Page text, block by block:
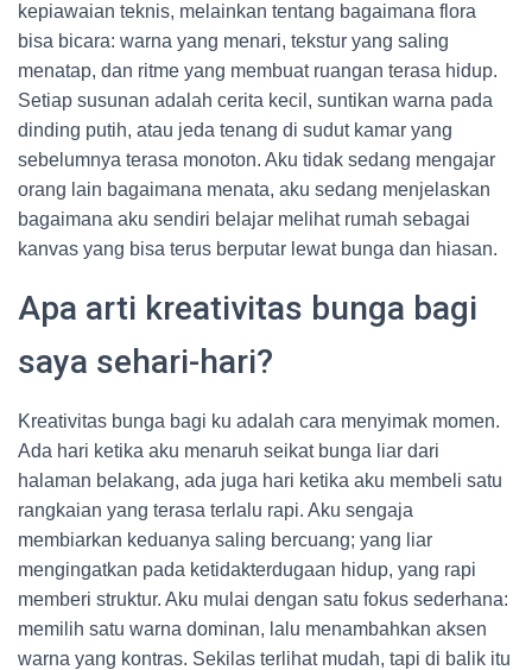
kepiawaian teknis, melainkan tentang bagaimana flora
bisa bicara: warna yang menari, tekstur yang saling
menatap, dan ritme yang membuat ruangan terasa hidup.
Setiap susunan adalah cerita kecil, suntikan warna pada
dinding putih, atau jeda tenang di sudut kamar yang
sebelumnya terasa monoton. Aku tidak sedang mengajar
orang lain bagaimana menata, aku sedang menjelaskan
bagaimana aku sendiri belajar melihat rumah sebagai
kanvas yang bisa terus berputar lewat bunga dan hiasan.
Apa arti kreativitas bunga bagi
saya sehari-hari?
Kreativitas bunga bagi ku adalah cara menyimak momen.
Ada hari ketika aku menaruh seikat bunga liar dari
halaman belakang, ada juga hari ketika aku membeli satu
rangkaian yang terasa terlalu rapi. Aku sengaja
membiarkan keduanya saling bercuang; yang liar
mengingatkan pada ketidakterdugaan hidup, yang rapi
memberi struktur. Aku mulai dengan satu fokus sederhana:
memilih satu warna dominan, lalu menambahkan aksen
warna yang kontras. Sekilas terlihat mudah, tapi di balik itu